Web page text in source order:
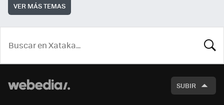
VER MÁS TEMAS
SUBIR